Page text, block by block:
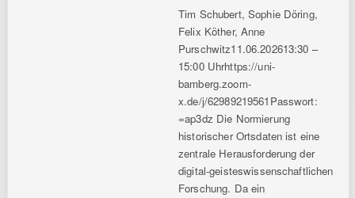
Tim Schubert, Sophie Döring,
Felix Köther, Anne
Purschwitz11.06.202613:30 –
15:00 Uhrhttps://uni-
bamberg.zoom-
x.de/j/62989219561Passwort:
=ap3dz Die Normierung
historischer Ortsdaten ist eine
zentrale Herausforderung der
digital-geisteswissenschaftlichen
Forschung. Da ein